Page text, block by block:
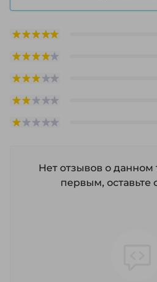
Нет отзывов о данном
первым, оставьте